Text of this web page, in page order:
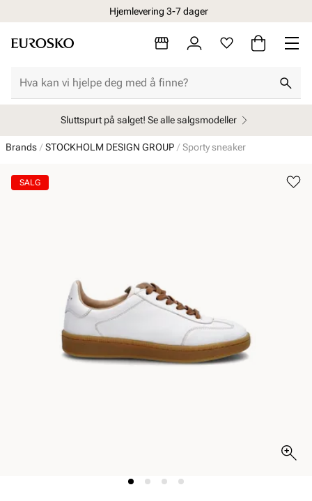
Hjemlevering 3-7 dager
Sluttspurt på salget! Se alle salgsmodeller
Brands STOCKHOLM DESIGN GROUP Sporty sneaker
SALG